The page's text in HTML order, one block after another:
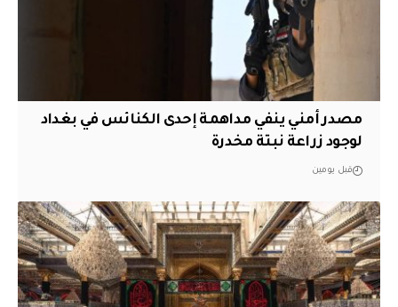
مصدر أمني ينفي مداهمة إحدى الكنائس في بغداد
لوجود زراعة نبتة مخدرة
قبل يومين